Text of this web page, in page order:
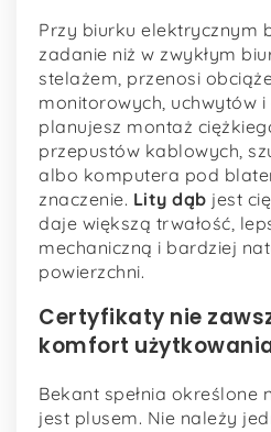
Przy biurku elektrycznym
zadanie niż w zwykłym
stelażem, przenosi
monitorowych, uchwytów
planujesz montaż
przepustów kablowych,
albo komputera pod
znaczenie. Lity dąb jest
daje większą trwałość,
mechaniczną i bardziej
powierzchni.
Certyfikaty nie
komfort
Bekant spełnia określone
jest plusem. Nie należy